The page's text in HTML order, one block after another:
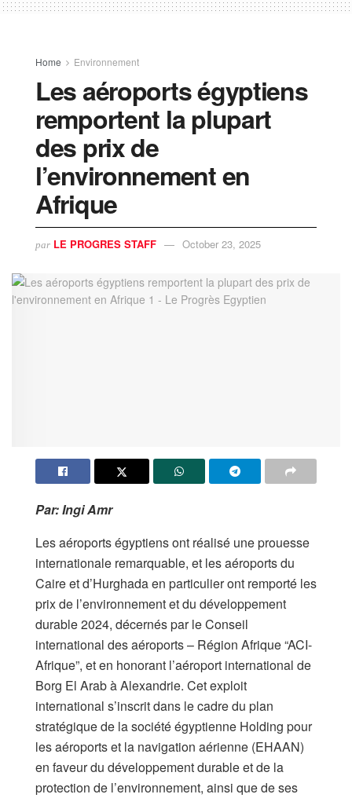
Home Environnement
Les aéroports égyptiens
remportent la plupart
des prix de
l’environnement en
Afrique
par LE PROGRES STAFF October 23, 2025
Par: Ingi Amr
Les aéroports égyptiens ont réalisé une prouesse
internationale remarquable, et les aéroports du
Caire et d’Hurghada en particulier ont remporté les
prix de l’environnement et du développement
durable 2024, décernés par le Conseil
international des aéroports – Région Afrique “ACI-
Afrique”, et en honorant l’aéroport international de
Borg El Arab à Alexandrie. Cet exploit
international s’inscrit dans le cadre du plan
stratégique de la société égyptienne Holding pour
les aéroports et la navigation aérienne (EHAAN)
en faveur du développement durable et de la
protection de l’environnement, ainsi que de ses